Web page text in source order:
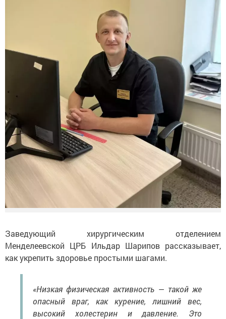
Заведующий хирургическим отделением
Менделеевской ЦРБ Ильдар Шарипов рассказывает,
как укрепить здоровье простыми шагами.
«Низкая физическая активность — такой же
опасный враг, как курение, лишний вес,
высокий холестерин и давление. Это